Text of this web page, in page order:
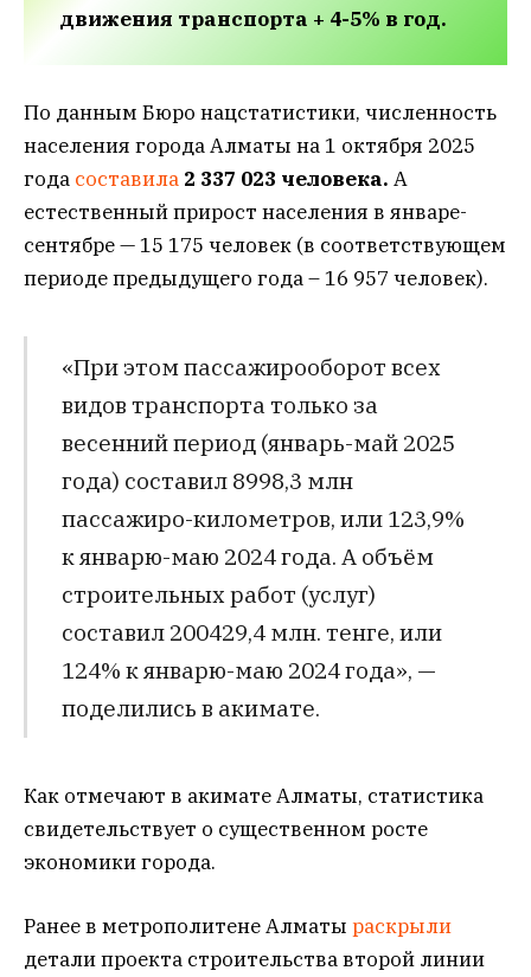
движения транспорта + 4-5% в год.
По данным Бюро нацстатистики, численность
населения города Алматы на 1 октября 2025
года составила 2 337 023 человека. А
естественный прирост населения в январе-
сентябре — 15 175 человек (в соответствующем
периоде предыдущего года – 16 957 человек).
«При этом пассажирооборот всех
видов транспорта только за
весенний период (январь-май 2025
года) составил 8998,3 млн
пассажиро-километров, или 123,9%
к январю-маю 2024 года. А объём
строительных работ (услуг)
составил 200429,4 млн. тенге, или
124% к январю-маю 2024 года», —
поделились в акимате.
Как отмечают в акимате Алматы, статистика
свидетельствует о существенном росте
экономики города.
Ранее в метрополитене Алматы раскрыли
детали проекта строительства второй линии